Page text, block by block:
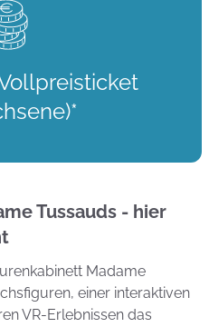
Tussauds - hier
Madame
einer interaktiven
VR-Erlebnissen das